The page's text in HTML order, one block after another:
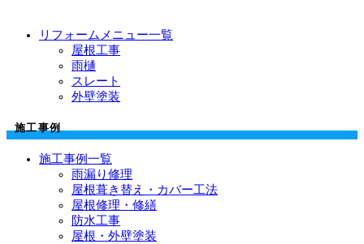
リフォームメニュー一覧
屋根工事
雨樋
スレート
外壁塗装
施工事例
施工事例一覧
雨漏り修理
屋根葺き替え・カバー工法
屋根修理・修繕
防水工事
屋根・外壁塗装